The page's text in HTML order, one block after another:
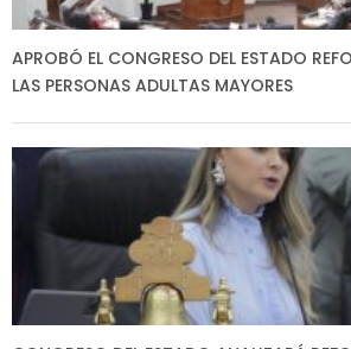
APROBÓ EL CONGRESO DEL ESTADO
LAS PERSONAS ADULTAS MAYORES